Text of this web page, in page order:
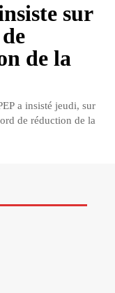
sur
de la
a insisté jeudi, sur
de réduction de la